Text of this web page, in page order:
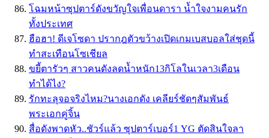
โฉมหน้าซุปตาร์ดังขวัญใจเพื่อนดารา น้ำใจงามคนรัก
ทั้งประเทศ
ฮือฮา! ดีเจโซดา ปรากฎตัวขว้างเปิดเกมเบสบอลใส่ชุดนี้
ทำสะเทือนโซเชียล
ขยี้ตารัวๆ สาวคนดังลดน้ำหนัก13กิโลในเวลา3เดือน
ทำได้ไง?
รักทะลุจอจริงไหม?นางเอกดัง เคลียร์ชัดๆสัมพันธ์
พระเอกคู่จิ้น
สื่อดังพาดหัว..ชัวร์แล้ว ซุปตาร์เบอร์1 YG ตัดสินใจลา